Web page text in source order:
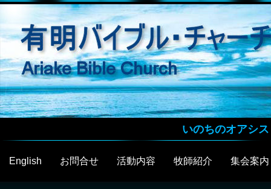
いのちのオアシス
English お問合せ 活動内容 牧師紹介 集会案内